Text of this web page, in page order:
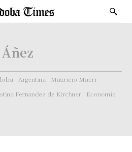
Argentina
Mauricio Macri
Fernandez de Kirchner
Economía